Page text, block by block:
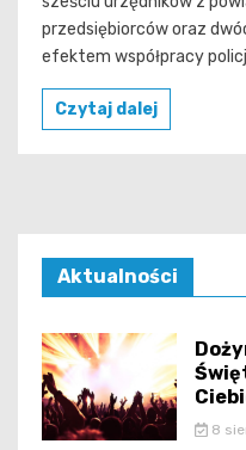
przedsiębiorców oraz
efektem współpracy
Czytaj dalej
Aktualności
8